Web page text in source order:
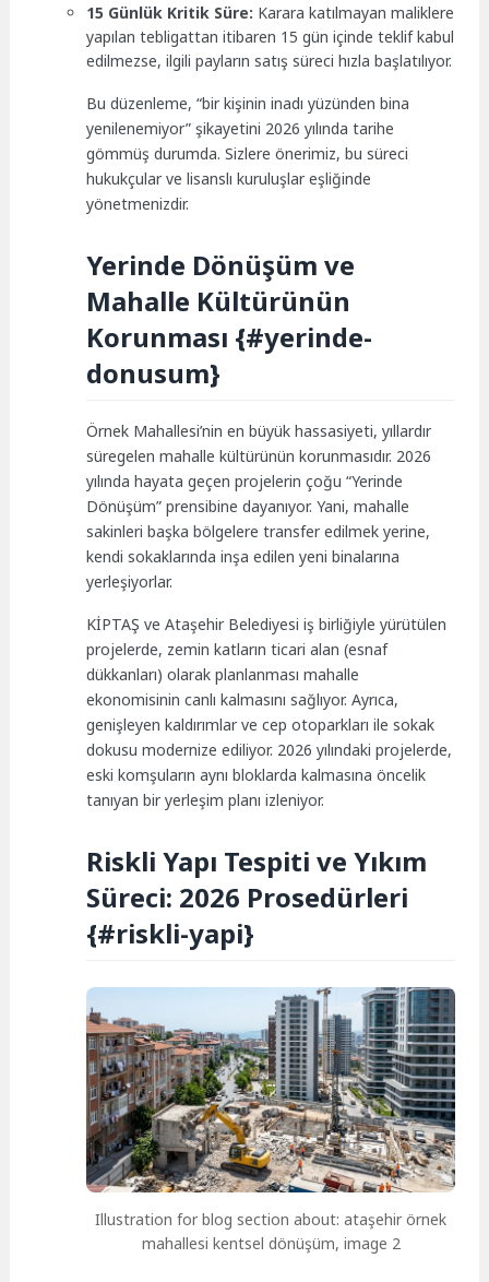
15 Günlük Kritik Süre: Karara katılmayan maliklere
yapılan tebligattan itibaren 15 gün içinde teklif kabul
edilmezse, ilgili payların satış süreci hızla başlatılıyor.
Bu düzenleme, “bir kişinin inadı yüzünden bina
yenilenemiyor” şikayetini 2026 yılında tarihe
gömmüş durumda. Sizlere önerimiz, bu süreci
hukukçular ve lisanslı kuruluşlar eşliğinde
yönetmenizdir.
Yerinde Dönüşüm ve
Mahalle Kültürünün
Korunması {#yerinde-
donusum}
Örnek Mahallesi’nin en büyük hassasiyeti, yıllardır
süregelen mahalle kültürünün korunmasıdır. 2026
yılında hayata geçen projelerin çoğu “Yerinde
Dönüşüm” prensibine dayanıyor. Yani, mahalle
sakinleri başka bölgelere transfer edilmek yerine,
kendi sokaklarında inşa edilen yeni binalarına
yerleşiyorlar.
KİPTAŞ ve Ataşehir Belediyesi iş birliğiyle yürütülen
projelerde, zemin katların ticari alan (esnaf
dükkanları) olarak planlanması mahalle
ekonomisinin canlı kalmasını sağlıyor. Ayrıca,
genişleyen kaldırımlar ve cep otoparkları ile sokak
dokusu modernize ediliyor. 2026 yılındaki projelerde,
eski komşuların aynı bloklarda kalmasına öncelik
tanıyan bir yerleşim planı izleniyor.
Riskli Yapı Tespiti ve Yıkım
Süreci: 2026 Prosedürleri
{#riskli-yapi}
Illustration for blog section about: ataşehir örnek
mahallesi kentsel dönüşüm, image 2